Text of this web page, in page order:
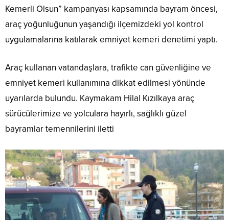
Kemerli Olsun” kampanyası kapsamında bayram öncesi,
araç yoğunluğunun yaşandığı ilçemizdeki yol kontrol
uygulamalarına katılarak emniyet kemeri denetimi yaptı.
Araç kullanan vatandaşlara, trafikte can güvenliğine ve
emniyet kemeri kullanımına dikkat edilmesi yönünde
uyarılarda bulundu. Kaymakam Hilal Kızılkaya araç
sürücülerimize ve yolculara hayırlı, sağlıklı güzel
bayramlar temennilerini iletti